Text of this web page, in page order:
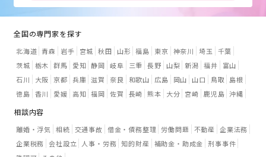
全国の専門家を探す
北海道 青森 岩手 宮城 秋田 山形 福島 東京 神奈川 埼玉
千葉
茨城 栃木 群馬 愛知 静岡 岐阜 三重 長野 山梨 新潟 福井
富山
石川
大阪 京都 兵庫 滋賀 奈良 和歌山 広島 岡山 山口 鳥取
島根
徳島 香川 愛媛 高知 福岡 佐賀 長崎 熊本 大分 宮崎 鹿児島 沖縄
相談内容
離婚・浮気 相続 交通事故 借金・債務整理 労働問題 不動産 企業法務
企業税務 会社設立 人事・労務 知的財産 補助金・助成金 刑事事件